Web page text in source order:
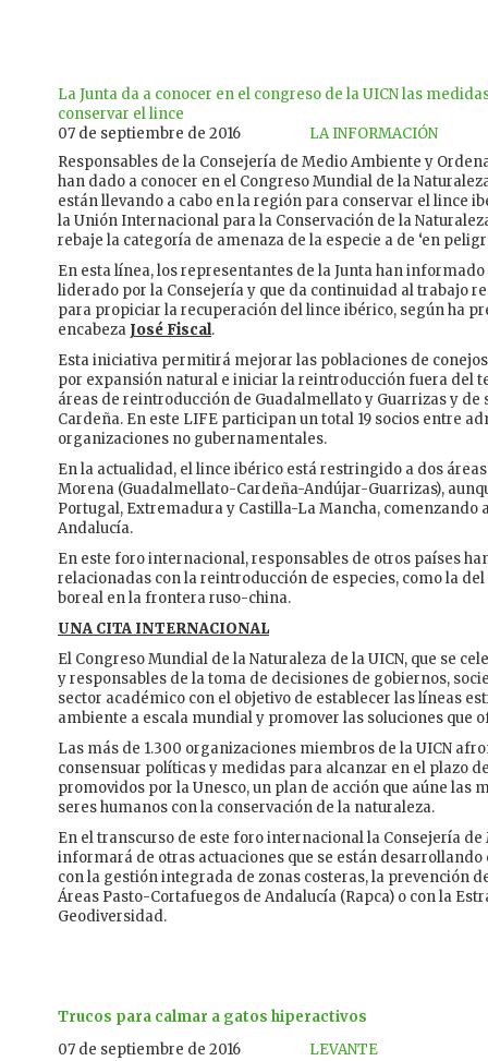
La Junta da a conocer en el congreso de la UICN las
conservar el lince
07 de septiembre de 2016
LA INFORMACIÓN
Responsables de la Consejería de Medio Ambiente y
han dado a conocer en el Congreso Mundial de la
están llevando a cabo en la región para conservar el lince
la Unión Internacional para la Conservación de la
rebaje la categoría de amenaza de la especie a de ‘en
En esta línea, los representantes de la Junta han
liderado por la Consejería y que da continuidad al trabajo
para propiciar la recuperación del lince ibérico, según ha
encabeza José Fiscal.
Esta iniciativa permitirá mejorar las poblaciones de
por expansión natural e iniciar la reintroducción fuera del
áreas de reintroducción de Guadalmellato y Guarrizas y de
Cardeña. En este LIFE participan un total 19 socios entre
organizaciones no gubernamentales.
En la actualidad, el lince ibérico está restringido a dos
Morena (Guadalmellato-Cardeña-Andújar-Guarrizas),
Portugal, Extremadura y Castilla-La Mancha, comenzando
Andalucía.
En este foro internacional, responsables de otros países
relacionadas con la reintroducción de especies, como la
boreal en la frontera ruso-china.
UNA CITA INTERNACIONAL
El Congreso Mundial de la Naturaleza de la UICN, que se
y responsables de la toma de decisiones de gobiernos,
sector académico con el objetivo de establecer las líneas
ambiente a escala mundial y promover las soluciones que
Las más de 1.300 organizaciones miembros de la UICN
consensuar políticas y medidas para alcanzar en el plazo
promovidos por la Unesco, un plan de acción que aúne las
seres humanos con la conservación de la naturaleza.
En el transcurso de este foro internacional la Consejería
informará de otras actuaciones que se están
con la gestión integrada de zonas costeras, la prevención
Áreas Pasto-Cortafuegos de Andalucía (Rapca) o con la
Geodiversidad.
Trucos para calmar a gatos hiperactivos
07 de septiembre de 2016
LEVANTE